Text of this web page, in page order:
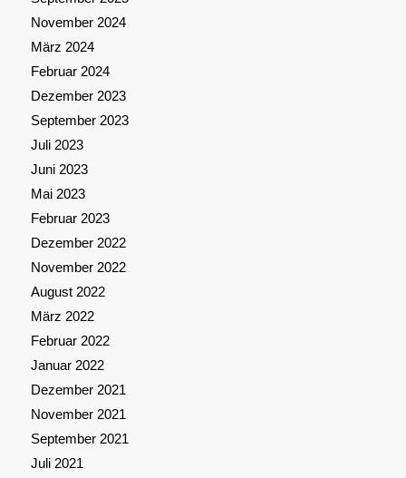
November 2024
März 2024
Februar 2024
Dezember 2023
September 2023
Juli 2023
Juni 2023
Mai 2023
Februar 2023
Dezember 2022
November 2022
August 2022
März 2022
Februar 2022
Januar 2022
Dezember 2021
November 2021
September 2021
Juli 2021